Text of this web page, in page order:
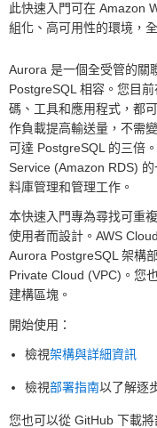
此快速入門可在 Amazon
組化、高可用性的環境，
Aurora 是一個全受管的關
PostgreSQL 相容。您目
碼、工具和應用程式，都
作負載提高輸送量，不需
可達 PostgreSQL 的三倍
Service (Amazon RDS)
料庫管理和管理工作。
本快速入門專為尋找可重
使用者而設計。AWS
Aurora PostgreSQL 架構
Private Cloud (VPC)。您
建構區塊。
開始使用：
檢視架構與詳細資訊
檢視部署指南以了解逐
您也可以從 GitHub 下載